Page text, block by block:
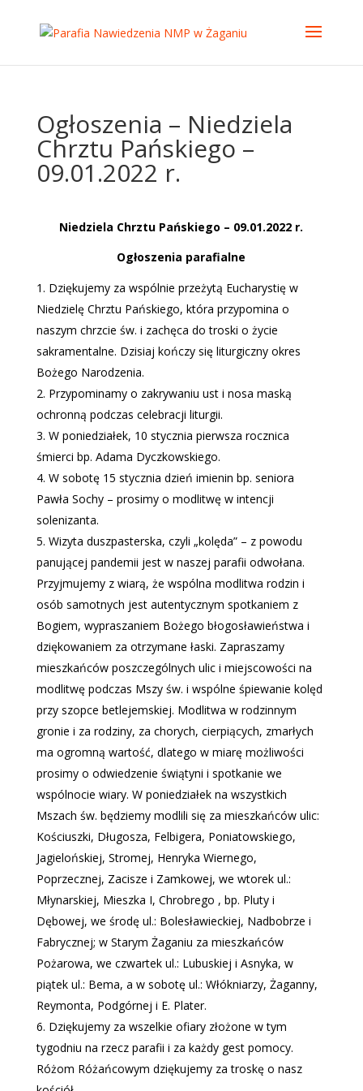
Ogłoszenia – Niedziela
Chrztu Pańskiego –
09.01.2022 r.
Niedziela Chrztu Pańskiego – 09.01.2022 r.
Ogłoszenia parafialne
Dziękujemy za wspólnie przeżytą Eucharystię w
Niedzielę Chrztu Pańskiego, która przypomina o
naszym chrzcie św. i zachęca do troski o życie
sakramentalne. Dzisiaj kończy się liturgiczny okres
Bożego Narodzenia.
Przypominamy o zakrywaniu ust i nosa maską
ochronną podczas celebracji liturgii.
W poniedziałek, 10 stycznia pierwsza rocznica
śmierci bp. Adama Dyczkowskiego.
W sobotę 15 stycznia dzień imienin bp. seniora
Pawła Sochy – prosimy o modlitwę w intencji
solenizanta.
Wizyta duszpasterska, czyli „kolęda” – z powodu
panującej pandemii jest w naszej parafii odwołana.
Przyjmujemy z wiarą, że wspólna modlitwa rodzin i
osób samotnych jest autentycznym spotkaniem z
Bogiem, wypraszaniem Bożego błogosławieństwa i
dziękowaniem za otrzymane łaski. Zapraszamy
mieszkańców poszczególnych ulic i miejscowości na
modlitwę podczas Mszy św. i wspólne śpiewanie kolęd
przy szopce betlejemskiej. Modlitwa w rodzinnym
gronie i za rodziny, za chorych, cierpiących, zmarłych
ma ogromną wartość, dlatego w miarę możliwości
prosimy o odwiedzenie świątyni i spotkanie we
wspólnocie wiary. W poniedziałek na wszystkich
Mszach św. będziemy modlili się za mieszkańców ulic:
Kościuszki, Długosza, Felbigera, Poniatowskiego,
Jagielońskiej, Stromej, Henryka Wiernego,
Poprzecznej, Zacisze i Zamkowej, we wtorek ul.:
Młynarskiej, Mieszka I, Chrobrego , bp. Pluty i
Dębowej, we środę ul.: Bolesławieckiej, Nadbobrze i
Fabrycznej; w Starym Żaganiu za mieszkańców
Pożarowa, we czwartek ul.: Lubuskiej i Asnyka, w
piątek ul.: Bema, a w sobotę ul.: Włókniarzy, Żaganny,
Reymonta, Podgórnej i E. Plater.
Dziękujemy za wszelkie ofiary złożone w tym
tygodniu na rzecz parafii i za każdy gest pomocy.
Różom Różańcowym dziękujemy za troskę o nasz